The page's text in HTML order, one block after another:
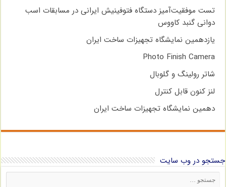
تست موفقیت‌آمیز دستگاه فتوفینیش ایرانی در مسابقات اسب
دوانی گنبد کاووس
یازدهمین نمایشگاه تجهیزات ساخت ایران
Photo Finish Camera
شاتر رولینگ و گلوبال
لنز کنون قابل کنترل
دهمین نمایشگاه تجهیزات ساخت ایران
جستجو در وب سایت